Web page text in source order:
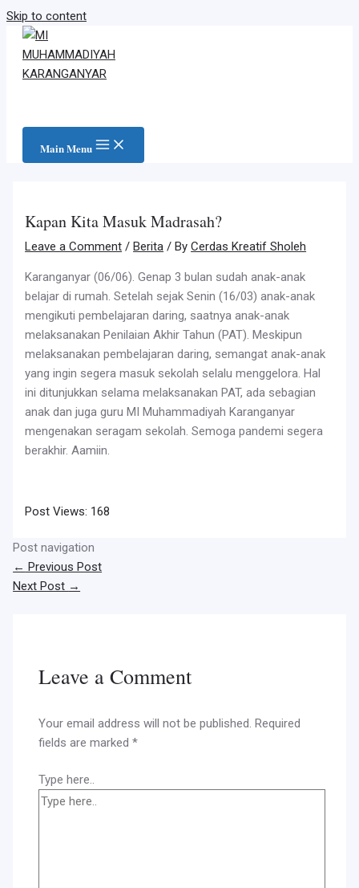
Skip to content
Main Menu
Kapan Kita Masuk Madrasah?
Leave a Comment /Berita / ByCerdas Kreatif Sholeh
Karanganyar (06/06). Genap 3 bulan sudah anak-anak
belajar di rumah. Setelah sejak Senin (16/03) anak-anak
mengikuti pembelajaran daring, saatnya anak-anak
melaksanakan Penilaian Akhir Tahun (PAT). Meskipun
melaksanakan pembelajaran daring, semangat anak-anak
yang ingin segera masuk sekolah selalu menggelora. Hal
ini ditunjukkan selama melaksanakan PAT, ada sebagian
anak dan juga guru MI Muhammadiyah Karanganyar
mengenakan seragam sekolah. Semoga pandemi segera
berakhir. Aamiin.
Post Views: 168
Post navigation
← Previous Post
Next Post →
Leave a Comment
Your email address will not be published. Required
fields are marked*
Type here..